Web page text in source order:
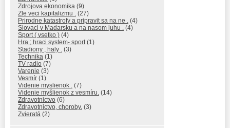
Zdrojova ekonomika (9)
Zle veci kapitalizmu . (27)
Prirodne katastrofy a pripravit sa na ne . (4)
Slovaci v Madarsku a na nasom juhu . (4)
Sport ( vsetko ) (4)
Hra ; hraci system- sport(1)
Stadiony , haly . (3)
Technika (1)
TV radio (7)
Varenie (3)
Vesmír (1)
Videnie myslienok . (7)
Videnie myšlienok z vesmíru. (14)
Zdravotnictvo (6)
Zdravotnictvo, choroby. (3)
Zvieratá (2)